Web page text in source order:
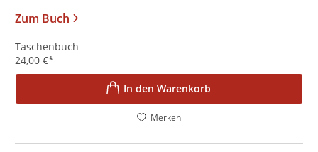
Zum Buch
Taschenbuch
24,00 €*
In den Warenkorb
Merken